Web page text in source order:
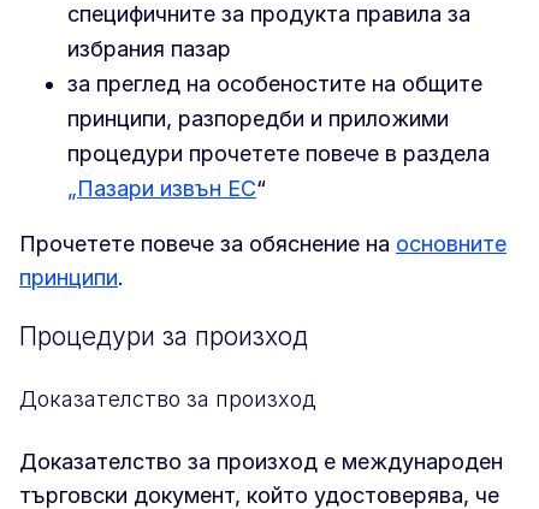
специфичните за продукта правила за
избрания пазар
за преглед на особеностите на общите
принципи, разпоредби и приложими
процедури прочетете повече в раздела
„Пазари извън ЕС“
Прочетете повече за обяснение на основните
принципи.
Процедури за произход
Доказателство за произход
Доказателство за произход е международен
търговски документ, който удостоверява, че